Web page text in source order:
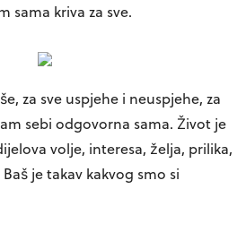
sama kriva za sve.
za sve uspjehe i neuspjehe, za
sebi odgovorna sama. Život je
volje, interesa, želja, prilika,
je takav kakvog smo si